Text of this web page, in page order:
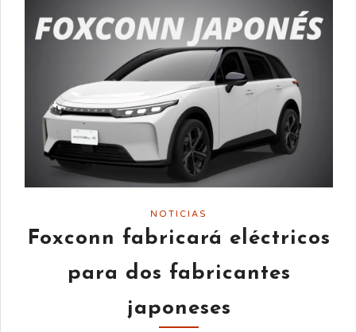
NOTICIAS
Foxconn fabricará eléctricos
para dos fabricantes
japoneses